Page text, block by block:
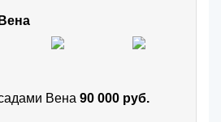
Вена 90 000 руб.